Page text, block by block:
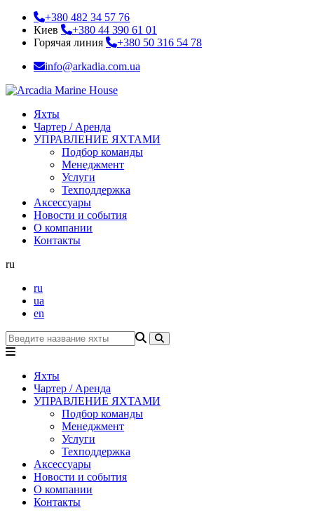
+380 482 34 57 76
Киев
+380 44 390 61 01
Горячая линия
+380 50 316 54 78
info@arkadia.com.ua
Яхты
Чартер / Аренда
УПРАВЛЕНИЕ ЯХТАМИ
Подбор команды
Менеджмент
Услуги
Техподдержка
Аксессуары
Новости и события
О компании
Контакты
ru
ru
ua
en
Яхты
Чартер / Аренда
УПРАВЛЕНИЕ ЯХТАМИ
Подбор команды
Менеджмент
Услуги
Техподдержка
Аксессуары
Новости и события
О компании
Контакты